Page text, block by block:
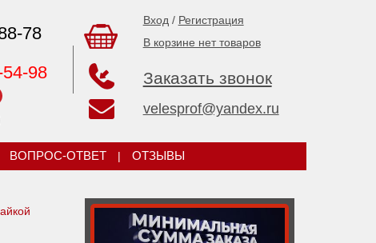
78
98
Вход / Регистрация
В корзине нет товаров
Заказать звонок
velesprof@yandex.ru
ВОПРОС-ОТВЕТ | ОТЗЫВЫ